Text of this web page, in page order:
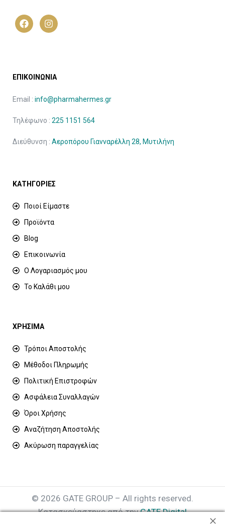
ΕΠΙΚΟΙΝΩΝΙΑ
Email : info@pharmahermes.gr
Τηλέφωνο : 225 1151 564
Διεύθυνση : Αεροπόρου Γιανναρέλλη 28, Μυτιλήνη
ΚΑΤΗΓΟΡΙΕΣ
Ποιοί Είμαστε
Προϊόντα
Blog
Επικοινωνία
Ο Λογαριασμός μου
Το Καλάθι μου
ΧΡΗΣΙΜΑ
Τρόποι Αποστολής
Μέθοδοι Πληρωμής
Πολιτική Επιστροφών
Ασφάλεια Συναλλαγών
Όροι Χρήσης
Αναζήτηση Αποστολής
Ακύρωση παραγγελίας
© 2026 GATE GROUP – All rights reserved.
Κατασκεύαστηκε από τηνGATE Digital